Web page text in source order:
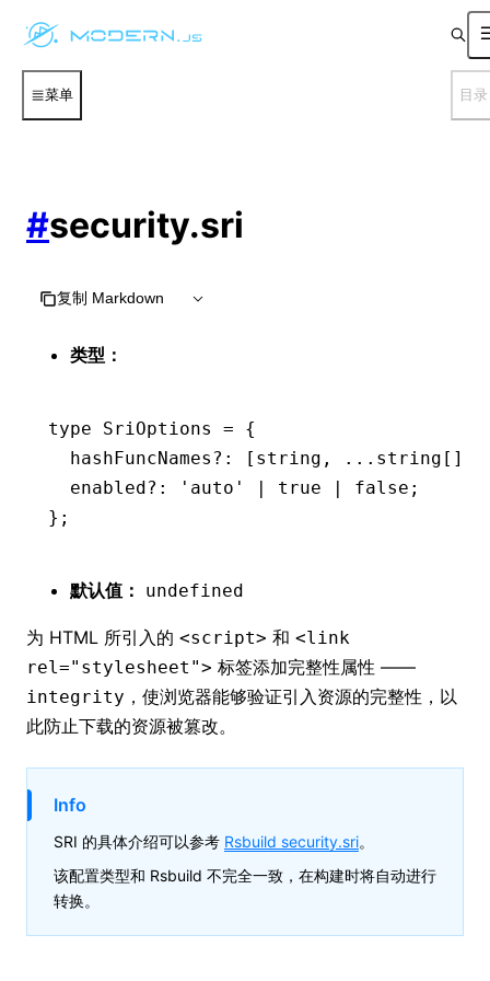
菜单 目录
#security.sri
复制 Markdown
类型：
type SriOptions = {
  hashFuncNames
?: [ string , ... string []];
  enabled
?: 'auto' | true | false ;
};
默认值： undefined
为 HTML 所引入的 <script> 和 <link
rel="stylesheet"> 标签添加完整性属性 ——
integrity ，使浏览器能够验证引入资源的完整性，以
此防止下载的资源被篡改。
Info
SRI 的具体介绍可以参考 Rsbuild security.sri。
该配置类型和 Rsbuild 不完全一致，在构建时将自动进行
转换。